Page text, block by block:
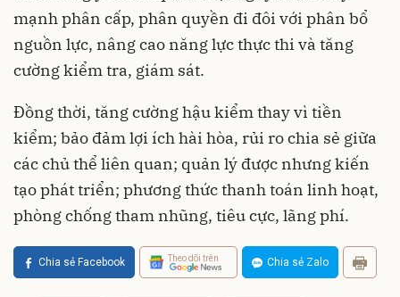
mạnh phân cấp, phân quyền đi đôi với phân bổ
nguồn lực, nâng cao năng lực thực thi và tăng
cường kiểm tra, giám sát.
Đồng thời, tăng cường hậu kiểm thay vì tiền
kiểm; bảo đảm lợi ích hài hòa, rủi ro chia sẻ giữa
các chủ thể liên quan; quản lý được nhưng kiến
tạo phát triển; phương thức thanh toán linh hoạt,
phòng chống tham nhũng, tiêu cực, lãng phí.
Chia sẻ Facebook Theo dõi trên Chia sẻ Zalo